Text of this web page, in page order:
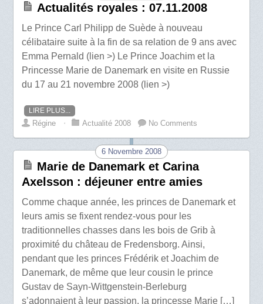
Actualités royales : 07.11.2008
Le Prince Carl Philipp de Suède à nouveau
célibataire suite à la fin de sa relation de 9 ans avec
Emma Pernald (lien >) Le Prince Joachim et la
Princesse Marie de Danemark en visite en Russie
du 17 au 21 novembre 2008 (lien >)
LIRE PLUS...
Régine ⋅ Actualité 2008 No Comments
6 Novembre 2008
Marie de Danemark et Carina
Axelsson : déjeuner entre amies
Comme chaque année, les princes de Danemark et
leurs amis se fixent rendez-vous pour les
traditionnelles chasses dans les bois de Grib à
proximité du château de Fredensborg. Ainsi,
pendant que les princes Frédérik et Joachim de
Danemark, de même que leur cousin le prince
Gustav de Sayn-Wittgenstein-Berleburg
s’adonnaient à leur passion, la princesse Marie […]